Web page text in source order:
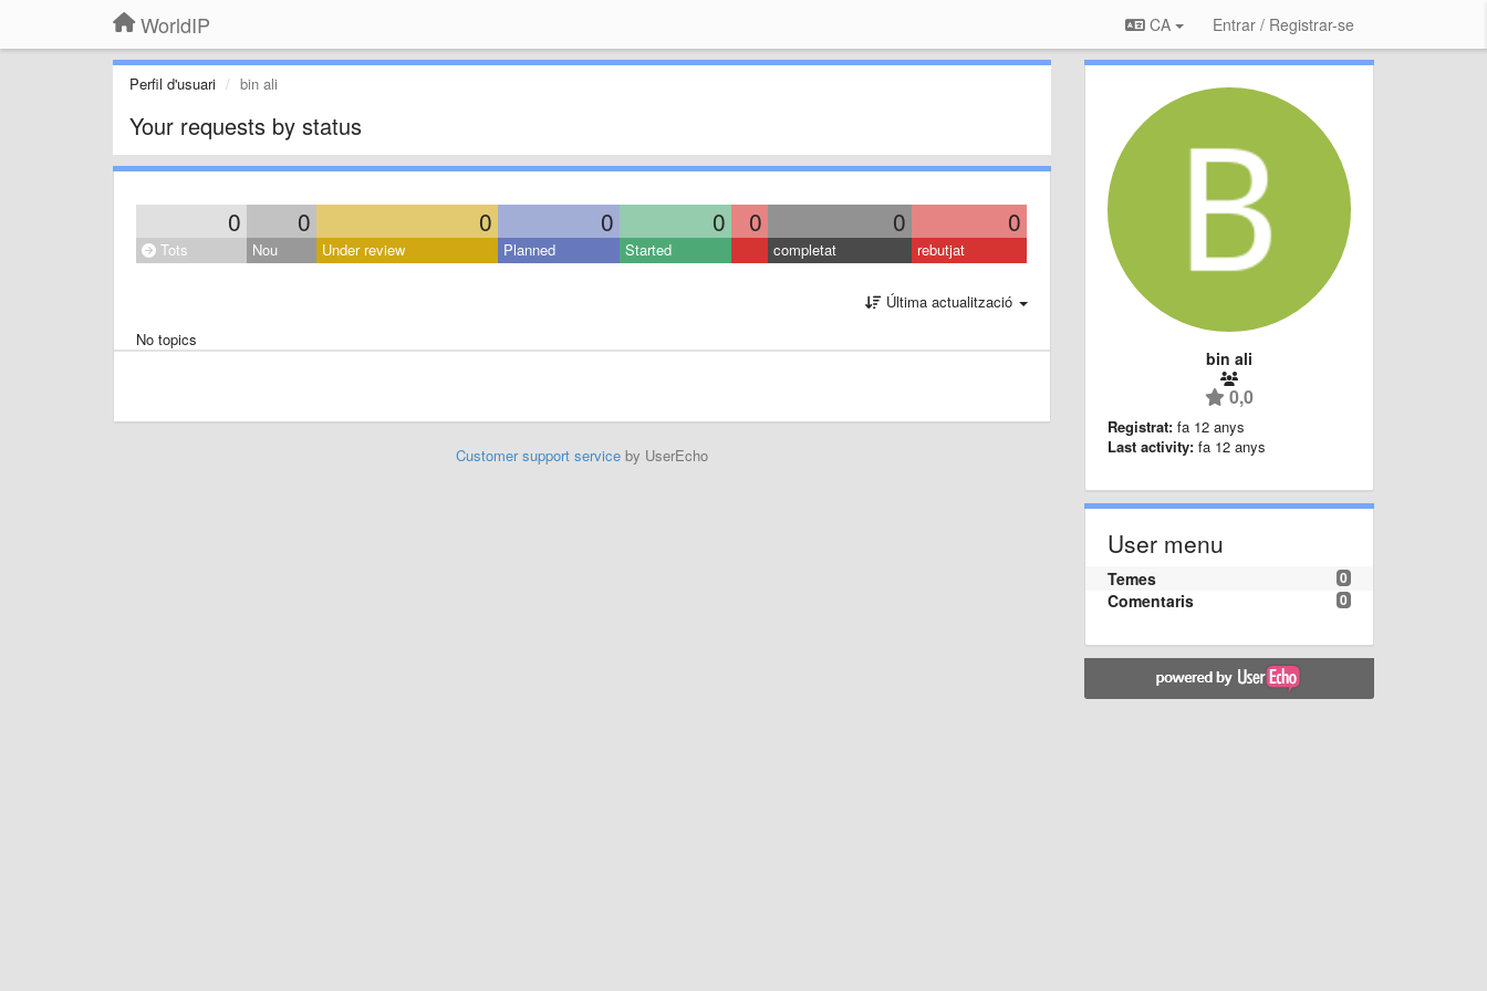
WorldIP CA Entrar / Registrar-se
Perfil d'usuari bin ali
Your requests by status
0 0 0 0 0 0 0 0
Tots Nou Under review Planned Started completat rebutjat
Última actualització
No topics
Customer support serviceby UserEcho
bin ali
0,0
Registrat: fa 12 anys
Last activity: fa 12 anys
User menu
0
Temes
0
Comentaris